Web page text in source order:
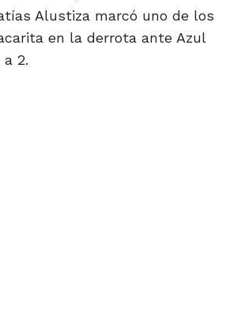
Alustiza marcó uno de los
en la derrota ante Azul
2.